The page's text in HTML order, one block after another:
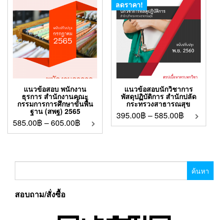
แนวข้อสอบ พนักงาน
ธุรการ สำนักงานคณะ
กรรมการการศึกษาขั้นพื้น
ฐาน (สพฐ) 2565
585.00฿ –605.00฿
ลดราคา!
แนวข้อสอบนักวิชาการ
พัสดุปฏิบัติการ สำนักปลัด
กระทรวงสาธารณสุข
395.00฿ –585.00฿
สอบถาม/สั่งซื้อ